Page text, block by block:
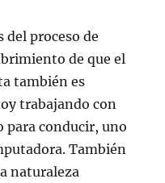
del proceso de
de que el
también es
trabajando con
para conducir, uno
También
naturaleza